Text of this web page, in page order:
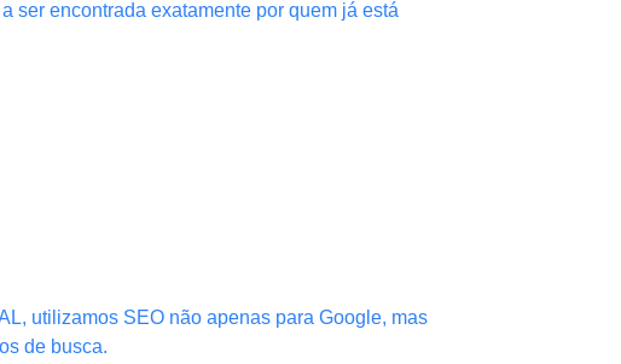
ser encontrada exatamente por quem já está
utilizamos SEO não apenas para Google, mas
de busca.